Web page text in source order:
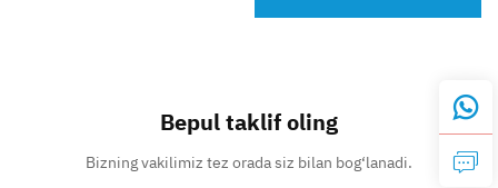
Bepul taklif oling
Bizning vakilimiz tez orada siz bilan bog‘lanadi.